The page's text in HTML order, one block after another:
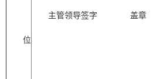
位
主管领导签字 盖章